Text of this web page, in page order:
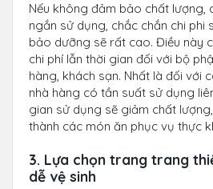
Nếu không đảm bảo chất lượng,
ngắn sử dụng, chắc chắn chi phi
bảo dưỡng sẽ rất cao. Điều này
chi phí lẫn thời gian đối với bộ
hàng, khách sạn. Nhất là đối với
nhà hàng có tần suất sử dụng
gian sử dụng sẽ giảm chất
thành các món ăn phục vụ thực
3. Lựa chọn trang trang
dễ vệ sinh